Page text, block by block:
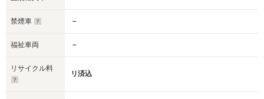
禁煙車 －
福祉車両 －
リサイクル料
リ済込